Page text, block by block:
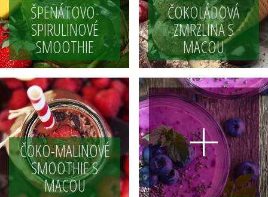
ŠPENÁTOVO-
SPIRULINOVÉ
SMOOTHIE
ČOKOLÁDOVÁ
ZMRZLINA S
MACOU
ČOKO-MALINOVÉ
SMOOTHIE S
MACOU